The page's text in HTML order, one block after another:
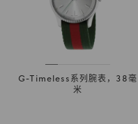
G-Timeless系列腕表，38毫
米